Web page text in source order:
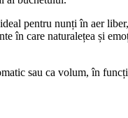
pentru nunți în aer
în care naturalețea și
sau ca volum, în